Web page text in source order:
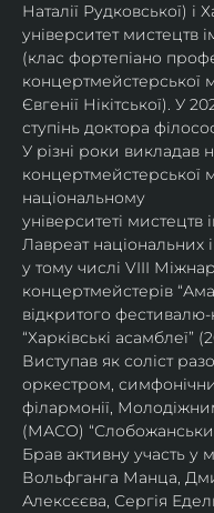
Наталії Рудковської) і
університет мистецтв
(клас фортепіано
концертмейстерської
Євгенії Нікітської). У
ступінь доктора
У різні роки викладав
концертмейстерської
національному
університеті мистецтв
Лавреат національних
у тому числі VIII
концертмейстерів
відкритого
“Харківські асамблеї”
Виступав як соліст
оркестром,
філармонії,
(МАСО)
Брав активну участь у
Вольфганга Манца,
Алексєєва, Сергія